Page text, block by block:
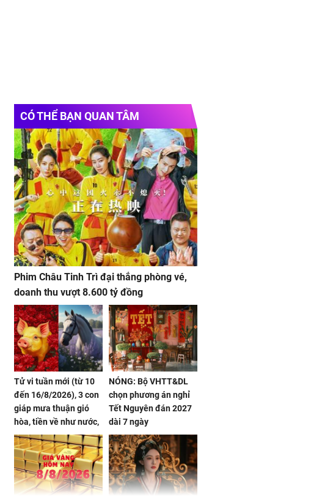
CÓ THỂ BẠN QUAN TÂM
Phim Châu Tinh Trì đại thắng phòng vé,
doanh thu vượt 8.600 tỷ đồng
Tử vi tuần mới (từ 10
đến 16/8/2026), 3 con
giáp mưa thuận gió
hòa, tiền về như nước,
bạc vàng dư dả, Phú
Quý Vinh Hoa, vận
trình khai sáng
NÓNG: Bộ VHTT&DL
chọn phương án nghỉ
Tết Nguyên đán 2027
dài 7 ngày